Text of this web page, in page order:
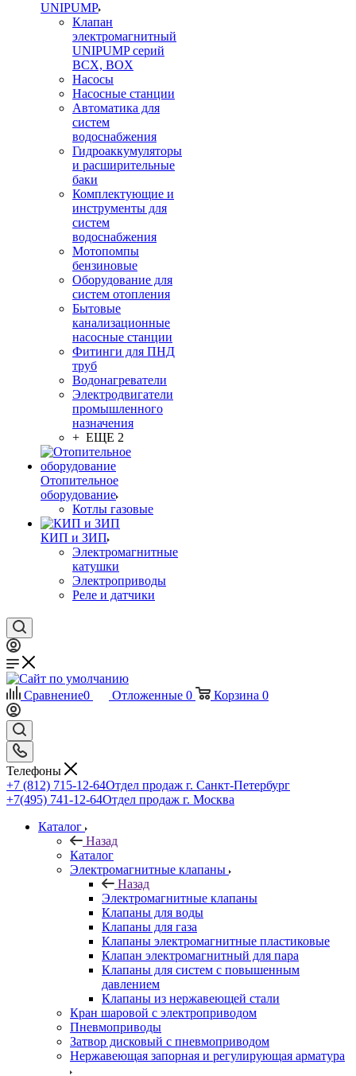
UNIPUMP
Клапан
электромагнитный
UNIPUMP серий
BCX, BOX
Насосы
Насосные станции
Автоматика для
систем
водоснабжения
Гидроаккумуляторы
и расширительные
баки
Комплектующие и
инструменты для
систем
водоснабжения
Мотопомпы
бензиновые
Оборудование для
систем отопления
Бытовые
канализационные
насосные станции
Фитинги для ПНД
труб
Водонагреватели
Электродвигатели
промышленного
назначения
+ ЕЩЕ 2
Отопительное
оборудование
Котлы газовые
КИП и ЗИП
Электромагнитные
катушки
Электроприводы
Реле и датчики
Сравнение0 Отложенные 0 Корзина 0
Телефоны
+7 (812) 715-12-64Отдел продаж г. Санкт-Петербург
+7(495) 741-12-64Отдел продаж г. Москва
Каталог
Назад
Каталог
Электромагнитные клапаны
Назад
Электромагнитные клапаны
Клапаны для воды
Клапаны для газа
Клапаны электромагнитные пластиковые
Клапан электромагнитный для пара
Клапаны для систем с повышенным
давлением
Клапаны из нержавеющей стали
Кран шаровой с электроприводом
Пневмоприводы
Затвор дисковый с пневмоприводом
Нержавеющая запорная и регулирующая арматура